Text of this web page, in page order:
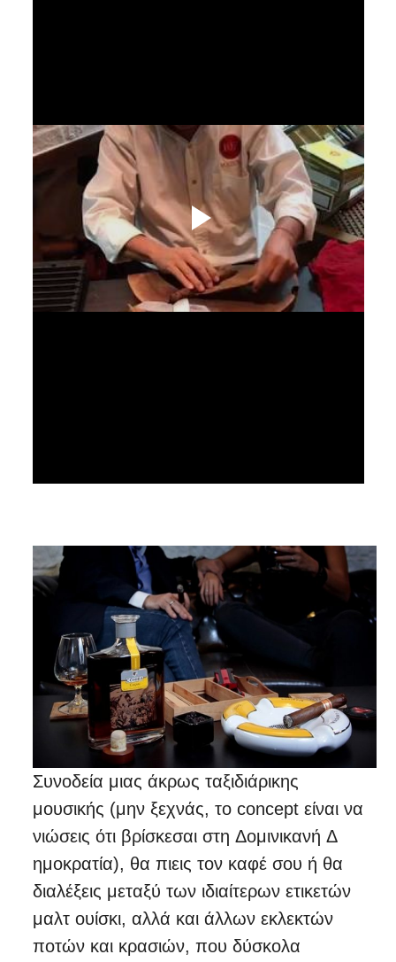
Συνοδεία μιας άκρως ταξιδιάρικη​ς ​
μουσική​ς (μην ξεχνάς, το concept είναι να
νιώσεις ότι βρίσκεσαι στη ​Δ​ομινικανή ​Δ​
ημοκρατία​), θα πιεις τον καφέ σου ή θα
διαλέξεις μεταξύ των ιδιαίτερων ετικετών
μαλτ ουίσκι, αλλά και άλλων εκλεκτών
ποτών και κρασιών, που δύσκολα